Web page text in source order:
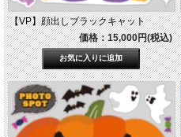
【VP】顔出しブラックキャット
価格：15,000円(税込)